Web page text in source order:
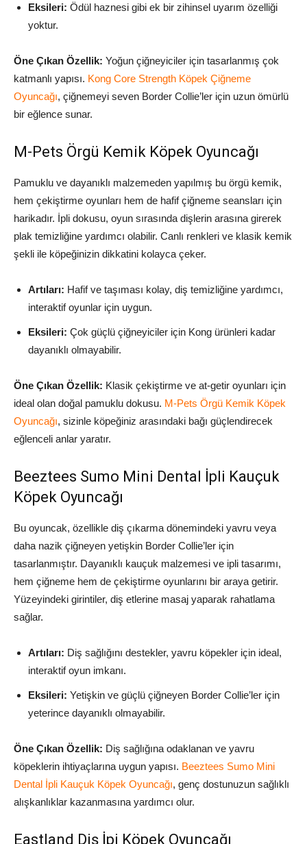
Eksileri: Ödül haznesi gibi ek bir zihinsel uyarım özelliği
yoktur.
Öne Çıkan Özellik: Yoğun çiğneyiciler için tasarlanmış çok
katmanlı yapısı. Kong Core Strength Köpek Çiğneme
Oyuncağı, çiğnemeyi seven Border Collie’ler için uzun ömürlü
bir eğlence sunar.
M-Pets Örgü Kemik Köpek Oyuncağı
Pamuklu ve dayanıklı malzemeden yapılmış bu örgü kemik,
hem çekiştirme oyunları hem de hafif çiğneme seansları için
harikadır. İpli dokusu, oyun sırasında dişlerin arasına girerek
plak temizliğine yardımcı olabilir. Canlı renkleri ve klasik kemik
şekli ile köpeğinizin dikkatini kolayca çeker.
Artıları: Hafif ve taşıması kolay, diş temizliğine yardımcı,
interaktif oyunlar için uygun.
Eksileri: Çok güçlü çiğneyiciler için Kong ürünleri kadar
dayanıklı olmayabilir.
Öne Çıkan Özellik: Klasik çekiştirme ve at-getir oyunları için
ideal olan doğal pamuklu dokusu. M-Pets Örgü Kemik Köpek
Oyuncağı, sizinle köpeğiniz arasındaki bağı güçlendirecek
eğlenceli anlar yaratır.
Beeztees Sumo Mini Dental İpli Kauçuk
Köpek Oyuncağı
Bu oyuncak, özellikle diş çıkarma dönemindeki yavru veya
daha nazik çiğneyen yetişkin Border Collie’ler için
tasarlanmıştır. Dayanıklı kauçuk malzemesi ve ipli tasarımı,
hem çiğneme hem de çekiştirme oyunlarını bir araya getirir.
Yüzeyindeki girintiler, diş etlerine masaj yaparak rahatlama
sağlar.
Artıları: Diş sağlığını destekler, yavru köpekler için ideal,
interaktif oyun imkanı.
Eksileri: Yetişkin ve güçlü çiğneyen Border Collie’ler için
yeterince dayanıklı olmayabilir.
Öne Çıkan Özellik: Diş sağlığına odaklanan ve yavru
köpeklerin ihtiyaçlarına uygun yapısı. Beeztees Sumo Mini
Dental İpli Kauçuk Köpek Oyuncağı, genç dostunuzun sağlıklı
alışkanlıklar kazanmasına yardımcı olur.
Eastland Diş İpi Köpek Oyuncağı